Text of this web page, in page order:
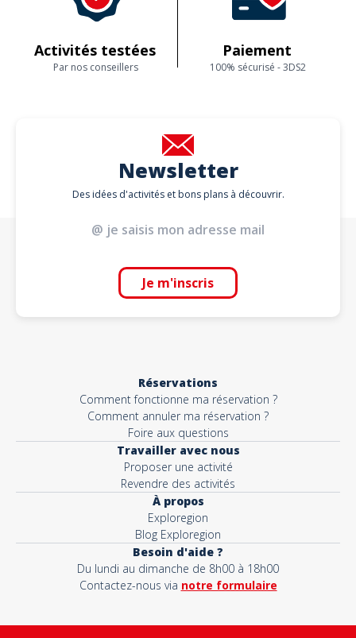
Activités testées
Par nos conseillers
Paiement
100% sécurisé - 3DS2
Newsletter
Des idées d'activités et bons plans à découvrir.
Je m'inscris
Réservations
Comment fonctionne ma réservation ?
Comment annuler ma réservation ?
Foire aux questions
Travailler avec nous
Proposer une activité
Revendre des activités
À propos
Exploregion
Blog Exploregion
Besoin d'aide ?
Du lundi au dimanche de 8h00 à 18h00
Contactez-nous via notre formulaire